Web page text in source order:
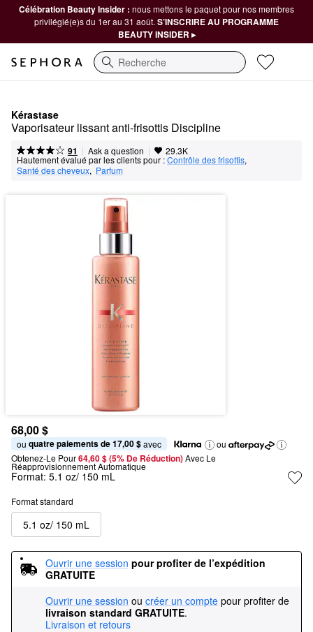
Célébration Beauty Insider : nous mettons le paquet pour nos membres
privilégié(e)s du 1er au 31 août. S’INSCRIRE AU PROGRAMME
BEAUTY INSIDER ▸
Recherche
Kérastase
Vaporisateur lissant anti-frisottis Discipline
91 | Ask a question | 29.3K
Hautement évalué par les clients pour :Contrôle des frisottis,
Santé des cheveux, Parfum
68,00 $
ou quatre paiements de 17,00 $ avec
ou
Obtenez-Le Pour64,60 $ (5% De Réduction) Avec Le
Réapprovisionnement Automatique
Format: 5.1 oz/ 150 mL
Format standard
5.1 oz/ 150 mL
Ouvrir une session pour profiter de l’expédition
GRATUITE
Ouvrir une session ou créer un compte pour profiter de
livraison standard GRATUITE.
Livraison et retours